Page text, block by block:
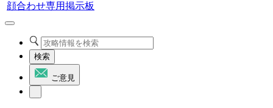
顔合わせ専用掲示板
検索
ご意見